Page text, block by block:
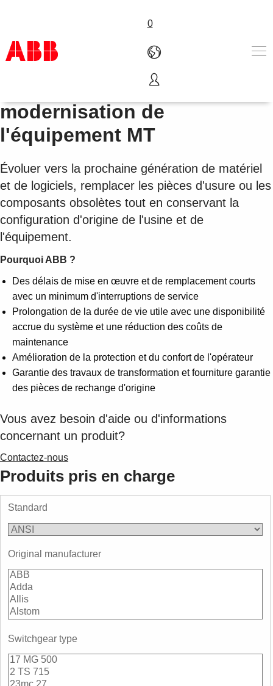
0
Produits & Services
Industries
Services
A propos
Contactez-nous
Carrières
Suggestions
See more products
Shopping list preview
0
Extension, mise à niveau et
modernisation de
l'équipement MT
Évoluer vers la prochaine génération de matériel
et de logiciels, remplacer les pièces d'usure ou les
composants obsolètes tout en conservant la
configuration d'origine de l'usine et de
l'équipement.
Pourquoi ABB ?
Des délais de mise en œuvre et de remplacement courts
avec un minimum d'interruptions de service
Prolongation de la durée de vie utile avec une disponibilité
accrue du système et une réduction des coûts de
maintenance
Amélioration de la protection et du confort de l'opérateur
Garantie des travaux de transformation et fourniture garantie
des pièces de rechange d'origine
Vous avez besoin d'aide ou d'informations
concernant un produit?
Contactez-nous
Produits pris en charge
Standard
Original manufacturer
Switchgear type